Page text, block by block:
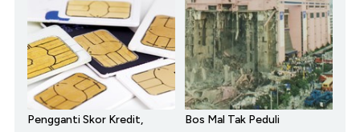
Pengganti Skor Kredit,
Bos Mal Tak Peduli